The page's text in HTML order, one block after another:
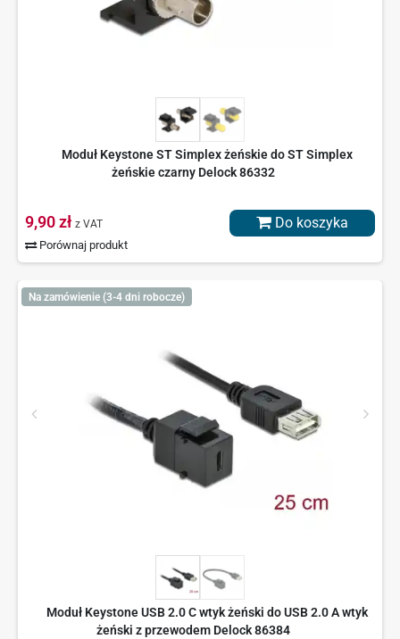
Moduł Keystone ST Simplex żeńskie do ST Simplex
żeńskie czarny Delock 86332
9,90 zł z VAT
Porównaj produkt
Do koszyka
Na zamówienie (3-4 dni robocze)
Moduł Keystone USB 2.0 C wtyk żeński do USB 2.0 A wtyk
żeński z przewodem Delock 86384